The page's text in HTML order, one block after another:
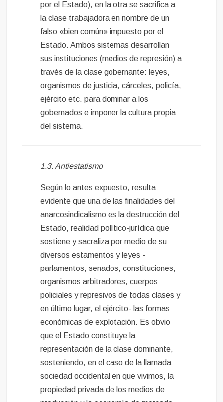
por el Estado), en la otra se sacrifica a
la clase trabajadora en nombre de un
falso «bien común» impuesto por el
Estado. Ambos sistemas desarrollan
sus instituciones (medios de represión) a
través de la clase gobernante: leyes,
organismos de justicia, cárceles, policía,
ejército etc. para dominar a los
gobernados e imponer la cultura propia
del sistema.
1.3. Antiestatismo
Según lo antes expuesto, resulta
evidente que una de las finalidades del
anarcosindicalismo es la destrucción del
Estado, realidad político-jurídica que
sostiene y sacraliza por medio de su
diversos estamentos y leyes -
parlamentos, senados, constituciones,
organismos arbitradores, cuerpos
policiales y represivos de todas clases y
en último lugar, el ejército- las formas
económicas de explotación. Es obvio
que el Estado constituye la
representación de la clase dominante,
sosteniendo, en el caso de la llamada
sociedad occidental en que vivimos, la
propiedad privada de los medios de